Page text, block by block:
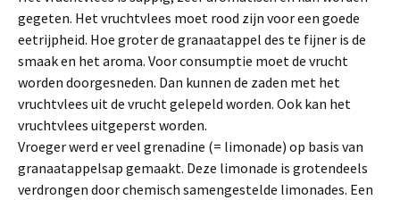
gegeten. Het vruchtvlees moet rood zijn voor een goede
eetrijpheid. Hoe groter de granaatappel des te fijner is de
smaak en het aroma. Voor consumptie moet de vrucht
worden doorgesneden. Dan kunnen de zaden met het
vruchtvlees uit de vrucht gelepeld worden. Ook kan het
vruchtvlees uitgeperst worden.
Vroeger werd er veel grenadine (= limonade) op basis van
granaatappelsap gemaakt. Deze limonade is grotendeels
verdrongen door chemisch samengestelde limonades. Een